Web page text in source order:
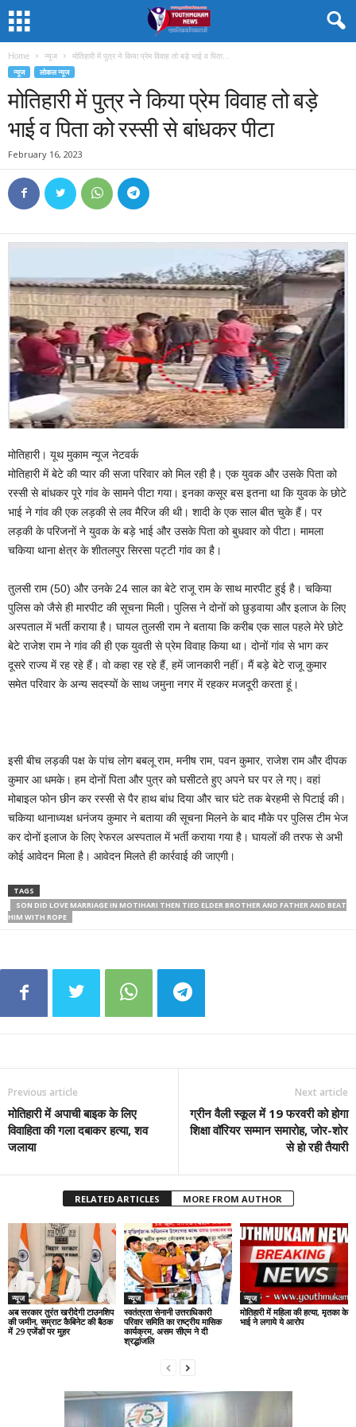
Home न्यूज मोतिहारी में पुत्र ने किया प्रेम विवाह तो बड़े भाई व पिता...
न्यूज लोकल न्यूज
मोतिहारी में पुत्र ने किया प्रेम विवाह तो बड़े
भाई व पिता को रस्सी से बांधकर पीटा
February 16, 2023
मोतिहारी। यूथ मुकाम न्यूज नेटवर्क
मोतिहारी में बेटे की प्यार की सजा परिवार को मिल रही है। एक युवक और उसके पिता को
रस्सी से बांधकर पूरे गांव के सामने पीटा गया। इनका कसूर बस इतना था कि युवक के छोटे
भाई ने गांव की एक लड़की से लव मैरिज की थी। शादी के एक साल बीत चुके हैं। पर
लड़की के परिजनों ने युवक के बड़े भाई और उसके पिता को बुधवार को पीटा। मामला
चकिया थाना क्षेत्र के शीतलपुर सिरसा पट्टी गांव का है।
तुलसी राम (50) और उनके 24 साल का बेटे राजू राम के साथ मारपीट हुई है। चकिया
पुलिस को जैसे ही मारपीट की सूचना मिली। पुलिस ने दोनों को छुड़वाया और इलाज के लिए
अस्पताल में भर्ती कराया है। घायल तुलसी राम ने बताया कि करीब एक साल पहले मेरे छोटे
बेटे राजेश राम ने गांव की ही एक युवती से प्रेम विवाह किया था। दोनों गांव से भाग कर
दूसरे राज्य में रह रहे हैं। वो कहा रह रहे हैं, हमें जानकारी नहीं। मैं बड़े बेटे राजू कुमार
समेत परिवार के अन्य सदस्यों के साथ जमुना नगर में रहकर मजदूरी करता हूं।
इसी बीच लड़की पक्ष के पांच लोग बबलू राम, मनीष राम, पवन कुमार, राजेश राम और दीपक
कुमार आ धमके। हम दोनों पिता और पुत्र को घसीटते हुए अपने घर पर ले गए। वहां
मोबाइल फोन छीन कर रस्सी से पैर हाथ बांध दिया और चार घंटे तक बेरहमी से पिटाई की।
चकिया थानाध्यक्ष धनंजय कुमार ने बताया की सूचना मिलने के बाद मौके पर पुलिस टीम भेज
कर दोनों इलाज के लिए रेफरल अस्पताल में भर्ती कराया गया है। घायलों की तरफ से अभी
कोई आवेदन मिला है। आवेदन मिलते ही कार्रवाई की जाएगी।
TAGS
SON DID LOVE MARRIAGE IN MOTIHARI THEN TIED ELDER BROTHER AND FATHER AND BEAT
HIM WITH ROPE
Previous article
मोतिहारी में अपाची बाइक के लिए
विवाहिता की गला दबाकर हत्या, शव
जलाया
Next article
ग्रीन वैली स्कूल में 19 फरवरी को होगा
शिक्षा वॉरियर सम्मान समारोह, जोर-शोर
से हो रही तैयारी
RELATED ARTICLES MORE FROM AUTHOR
न्यूज
अब सरकार तुरंत खरीदेगी टाउनशिप
की जमीन, सम्राट कैबिनेट की बैठक
में 29 एजेंडों पर मुहर
न्यूज
स्वतंत्रता सेनानी उत्तराधिकारी
परिवार समिति का राष्ट्रीय मासिक
कार्यक्रम, असम सीएम ने दी
श्रद्धांजलि
न्यूज
मोतिहारी में महिला की हत्या, मृतका के
भाई ने लगाये ये आरोप